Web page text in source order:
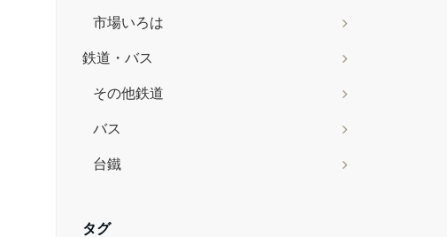
市場いろは
鉄道・バス
その他鉄道
バス
台鐵
タグ